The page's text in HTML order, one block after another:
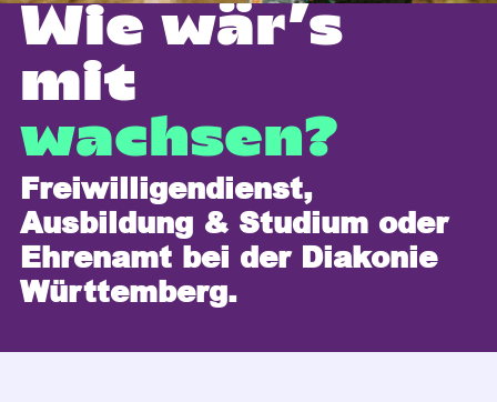
Wie wär’s
mit
wachsen?
Freiwilligendienst,
Ausbildung & Studium oder
Ehrenamt bei der Diakonie
Württemberg.